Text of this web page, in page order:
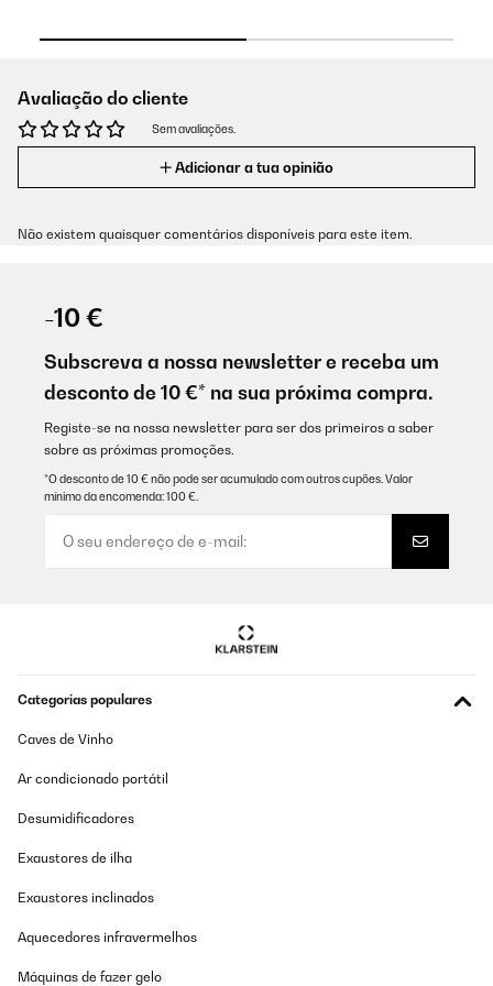
Avaliação do cliente
Sem avaliações.
Adicionar a tua opinião
Não existem quaisquer comentários disponíveis para este item.
-10 €
Subscreva a nossa newsletter e receba um
desconto de 10 €* na sua próxima compra.
Registe-se na nossa newsletter para ser dos primeiros a saber
sobre as próximas promoções.
*O desconto de 10 € não pode ser acumulado com outros cupões. Valor
mínimo da encomenda: 100 €.
Categorias populares
Caves de Vinho
Ar condicionado portátil
Desumidificadores
Exaustores de ilha
Exaustores inclinados
Aquecedores infravermelhos
Máquinas de fazer gelo